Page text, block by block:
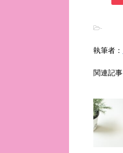
-
執筆者：
関連記事